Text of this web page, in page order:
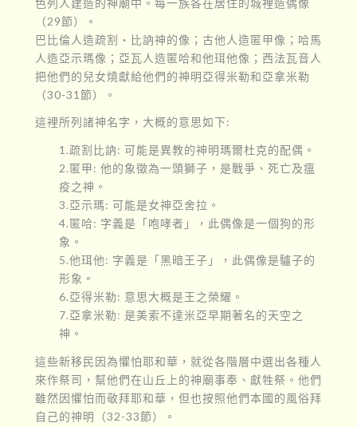
（29節）。
巴比倫人造疏割‧比訥神的像；古他人造匿甲像；哈馬
人造亞示瑪像；亞瓦人造匿哈和他珥他像；西法瓦音人
把他們的兒女燒獻給他們的神明亞得米勒和亞拿米勒
（30-31節）。
這裡所列諸神名字，大概的意思如下:
1.疏割比訥: 可能是異教的神明瑪爾杜克的配偶。
2.匿甲: 他的象徵為一頭獅子，是戰爭、死亡及瘟
疫之神。
3.亞示瑪: 可能是女神亞舍拉。
4.匿哈: 字義是「咆哮者」，此偶像是一個狗的形
象。
5.他珥他: 字義是「黑暗王子」，此偶像是驢子的
形象。
6.亞得米勒: 意思大概是王之榮耀。
7.亞拿米勒: 是美索不達米亞早期著名的天空之
神。
這些新移民因為懼怕耶和華，就從各階層中選出各種人
來作祭司，幫他們在山丘上的神廟事奉、獻牲祭。他們
雖然因懼怕而敬拜耶和華，但也按照他們本國的風俗拜
自己的神明（32-33節）。